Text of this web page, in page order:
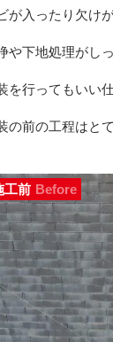
が入ったり欠け
や下地処理がし
を行ってもいい
の前の工程はと
工前 Before